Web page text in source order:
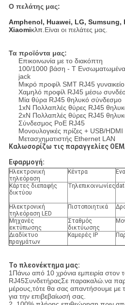
Ο πελάτης μας:
Amphenol, Huawei, LG,
Xiaomiκλπ.Είναι οι πελάτες μας.
Τα προϊόντα μας:
Επικοινωνία με το διακόπτη
100/1000 βάση - T
jack
Μικρό προφίλ SMT RJ45
Χαμηλό προφίλ RJ45 μέσω
Μία θύρα RJ45 θηλυκό σύνδεσμο
1xN Πολλαπλές θύρες RJ45
2xN Πολλαπλές θύρες RJ45
Σύνδεσμος PoE RJ45
Μονουλογικές πρίζες + USB/HDMI
Μετασχηματιστής Ethernet LAN
Καλωσορίζω τις παραγγελίες
Εφαρμογή:
Ηλεκτρονική
τηλεόραση
Κέντρα
Κάρτες διεπαφής
δικτύου
Τηλεπικοινωνίες
Ηλεκτρονική
τηλεόραση LED
Πιστοποιητικά
Μηχανές
εκτύπωσης
Σταθμός
δικτύωσης
Διαδίκτυο
πραγμάτων
Καμερές IP
Το πλεονέκτημα μας:
1Πάνω από 10 χρόνια εμπειρία στον
RJ45ΣυνδετήραςΣε παρακαλώ.να
μέρους,τότε θα σας απαντήσουμε με
για την επιβεβαίωσή σας.